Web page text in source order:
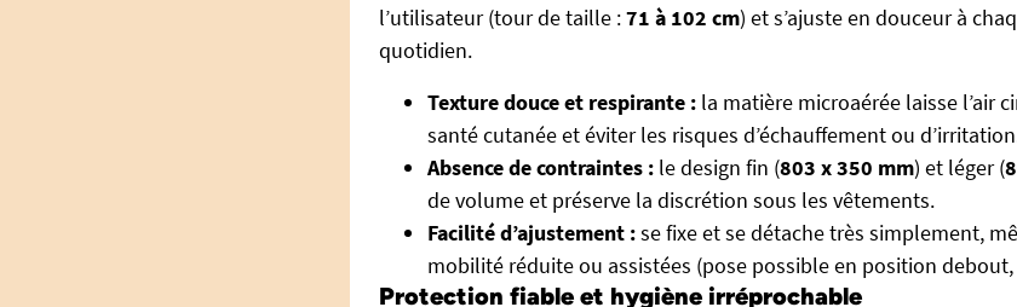
l’utilisateur (tour de taille :71 à 102 cm) et s’ajuste en douceur à
quotidien.
Texture douce et respirante : la matière microaérée laisse l’air
santé cutanée et éviter les risques d’échauffement ou
Absence de contraintes : le design fin (803 x 350 mm) et léger (
de volume et préserve la discrétion sous les vêtements.
Facilité d’ajustement :se fixe et se détache très simplement,
mobilité réduite ou assistées (pose possible en position
Protection fiable et hygiène irréprochable